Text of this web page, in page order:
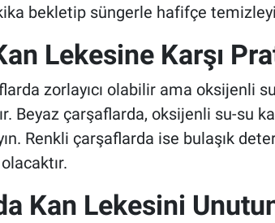
bekletip süngerle hafifçe
Lekesine Karşı
zorlayıcı olabilir ama oksijenli
Beyaz çarşaflarda, oksijenli su-su
Renkli çarşaflarda ise bulaşık
Kan Lekesini